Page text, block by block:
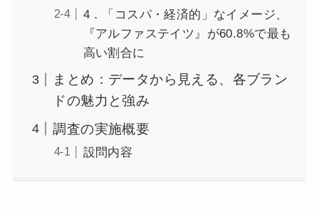
4．「コスパ・経済的」なイメージ、
『アルファステイツ』が60.8%で最も
高い割合に
まとめ：データから見える、各ブラン
ドの魅力と強み
調査の実施概要
設問内容